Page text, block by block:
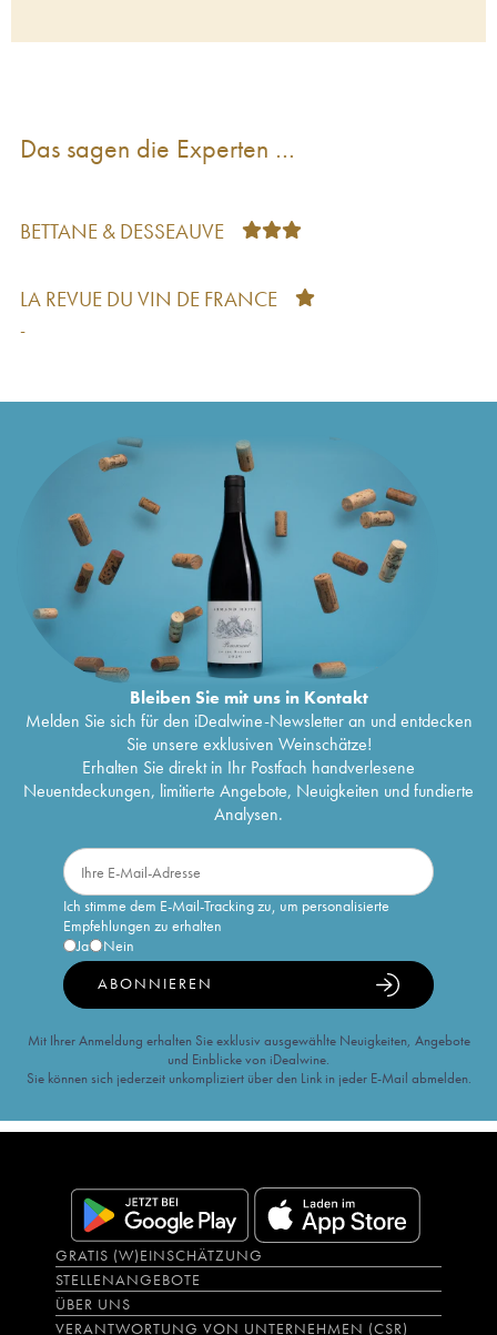
Das sagen die Experten …
BETTANE & DESSEAUVE
LA REVUE DU VIN DE FRANCE
-
Bleiben Sie mit uns in Kontakt
Melden Sie sich für den iDealwine-Newsletter an und entdecken
Sie unsere exklusiven Weinschätze!
Erhalten Sie direkt in Ihr Postfach handverlesene
Neuentdeckungen, limitierte Angebote, Neuigkeiten und fundierte
Analysen.
Ich stimme dem E-Mail-Tracking zu, um personalisierte
Empfehlungen zu erhalten
Ja
Nein
ABONNIEREN
Mit Ihrer Anmeldung erhalten Sie exklusiv ausgewählte Neuigkeiten, Angebote
und Einblicke von iDealwine.
Sie können sich jederzeit unkompliziert über den Link in jeder E-Mail abmelden.
GRATIS (W)EINSCHÄTZUNG
STELLENANGEBOTE
ÜBER UNS
VERANTWORTUNG VON UNTERNEHMEN (CSR)